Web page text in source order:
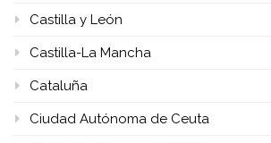
Castilla y León
Castilla-La Mancha
Cataluña
Ciudad Autónoma de Ceuta